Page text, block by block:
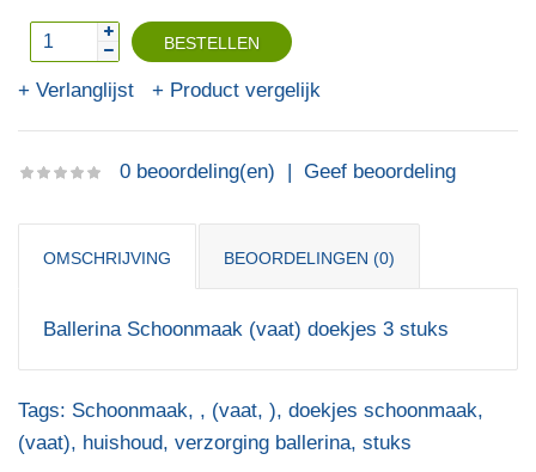
Verlanglijst Product vergelijk
0 beoordeling(en) | Geef beoordeling
OMSCHRIJVING BEOORDELINGEN (0)
Ballerina Schoonmaak (vaat) doekjes 3 stuks
Tags: Schoonmaak, , (vaat, ), doekjes schoonmaak,
(vaat), huishoud, verzorging ballerina, stuks